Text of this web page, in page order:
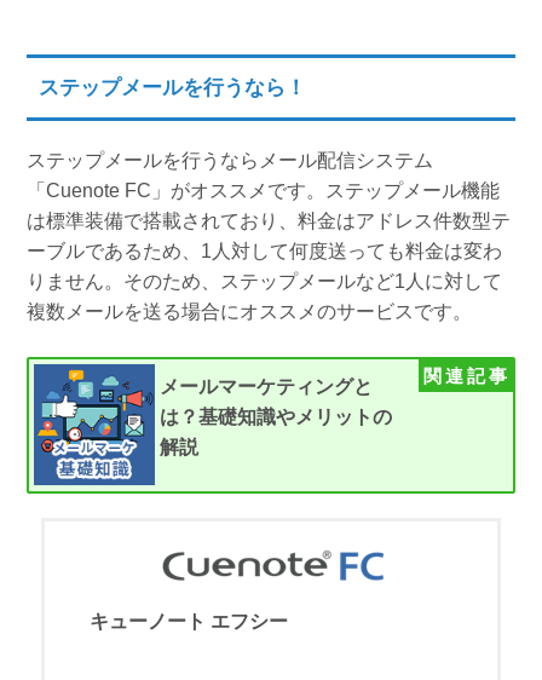
ステップメールを行うなら！
ステップメールを行うならメール配信システム
「Cuenote FC」がオススメです。ステップメール機能
は標準装備で搭載されており、料金はアドレス件数型テ
ーブルであるため、1人対して何度送っても料金は変わ
りません。そのため、ステップメールなど1人に対して
複数メールを送る場合にオススメのサービスです。
メールマーケティングと
は？基礎知識やメリットの
解説
キューノート エフシー